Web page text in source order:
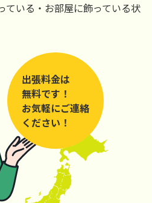
ている・お部屋に飾っている状
出張料金は
無料です！
お気軽にご連絡
ください！